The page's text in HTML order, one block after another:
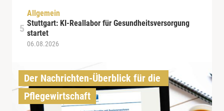
Allgemein
Stuttgart: KI-Reallabor für Gesundheitsversorgung
startet
06.08.2026
Der Nachrichten-Überblick für die
Pflegewirtschaft